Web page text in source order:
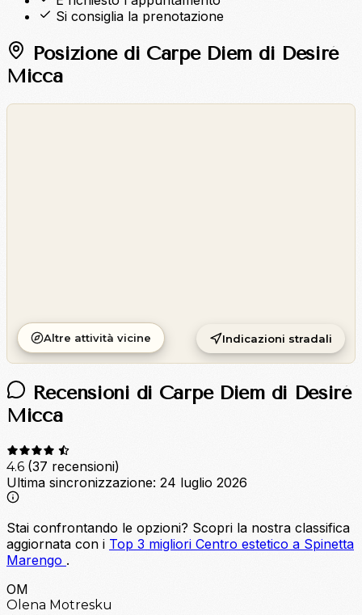
Si consiglia la prenotazione
Posizione di Carpe Diem di Desiré
Micca
Altre attività vicine Indicazioni stradali
Recensioni di Carpe Diem di Desiré
Micca
4.6 (37 recensioni)
Ultima sincronizzazione: 24 luglio 2026
Stai confrontando le opzioni? Scopri la nostra classifica
aggiornata con i Top 3 migliori Centro estetico a Spinetta
Marengo .
OM
Olena Motresku